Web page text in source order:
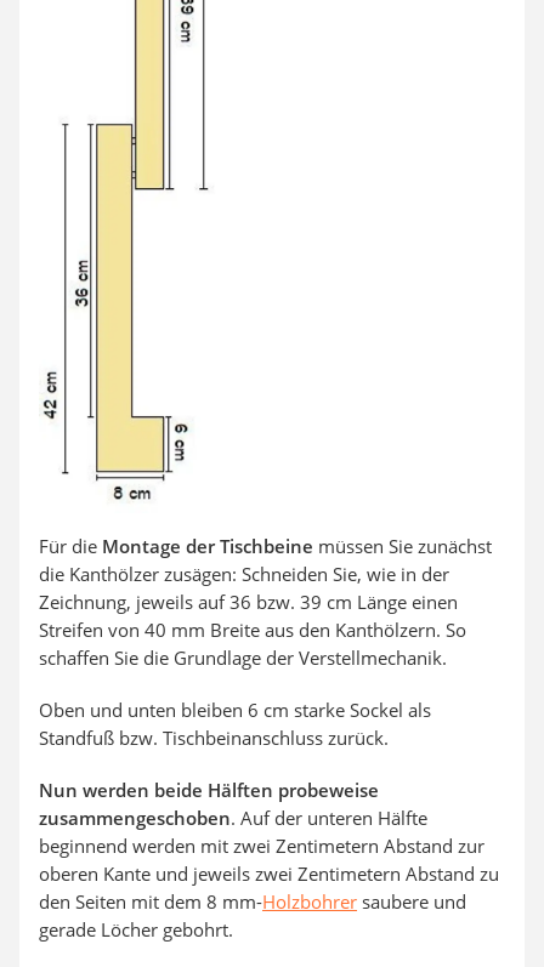
Für die Montage der Tischbeine müssen Sie zunächst
die Kanthölzer zusägen: Schneiden Sie, wie in der
Zeichnung, jeweils auf 36 bzw. 39 cm Länge einen
Streifen von 40 mm Breite aus den Kanthölzern. So
schaffen Sie die Grundlage der Verstellmechanik.
Oben und unten bleiben 6 cm starke Sockel als
Standfuß bzw. Tischbeinanschluss zurück.
Nun werden beide Hälften probeweise
zusammengeschoben. Auf der unteren Hälfte
beginnend werden mit zwei Zentimetern Abstand zur
oberen Kante und jeweils zwei Zentimetern Abstand zu
den Seiten mit dem 8 mm-Holzbohrer saubere und
gerade Löcher gebohrt.